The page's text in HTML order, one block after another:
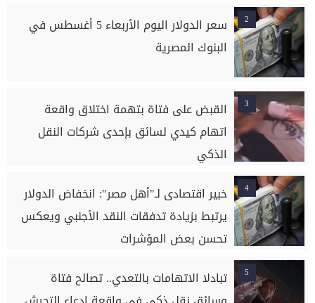
2
سعر الدولار اليوم الأربعاء 5 أغسطس في
البنوك المصرية
3
القبض على فتاة بتهمة اختلاق واقعة
اتهام كيدي لسائق بإحدى شركات النقل
الذكي
4
خبير اقتصادى لـ"أهل مصر": انخفاض الدولار
يرتبط بزيادة تدفقات النقد الأجنبي ويعكس
تحسن بعض المؤشرات
5
تبادلا الاتهامات بالتعدي.. تصالح فتاة